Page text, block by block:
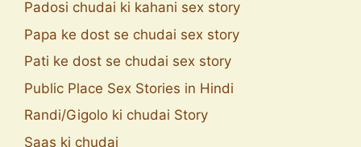
Padosi chudai ki kahani sex story
Papa ke dost se chudai sex story
Pati ke dost se chudai sex story
Public Place Sex Stories in Hindi
Randi/Gigolo ki chudai Story
Saas ki chudai